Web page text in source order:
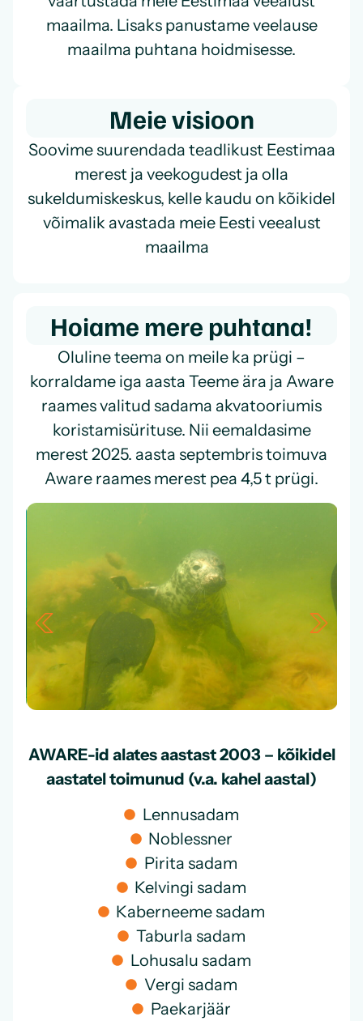
maailma. Lisaks panustame veelause
maailma puhtana hoidmisesse.
Meie visioon
Soovime suurendada teadlikust Eestimaa
merest ja veekogudest ja olla
sukeldumiskeskus, kelle kaudu on kõikidel
võimalik avastada meie Eesti veealust
maailma
Hoiame mere puhtana!
Oluline teema on meile ka prügi –
korraldame iga aasta Teeme ära ja Aware
raames valitud sadama akvatooriumis
koristamisürituse. Nii eemaldasime
merest 2025. aasta septembris toimuva
Aware raames merest pea 4,5 t prügi.
AWARE-id alates aastast 2003 – kõikidel
aastatel toimunud (v.a. kahel aastal)
Lennusadam
Noblessner
Pirita sadam
Kelvingi sadam
Kaberneeme sadam
Taburla sadam
Lohusalu sadam
Vergi sadam
Paekarjäär